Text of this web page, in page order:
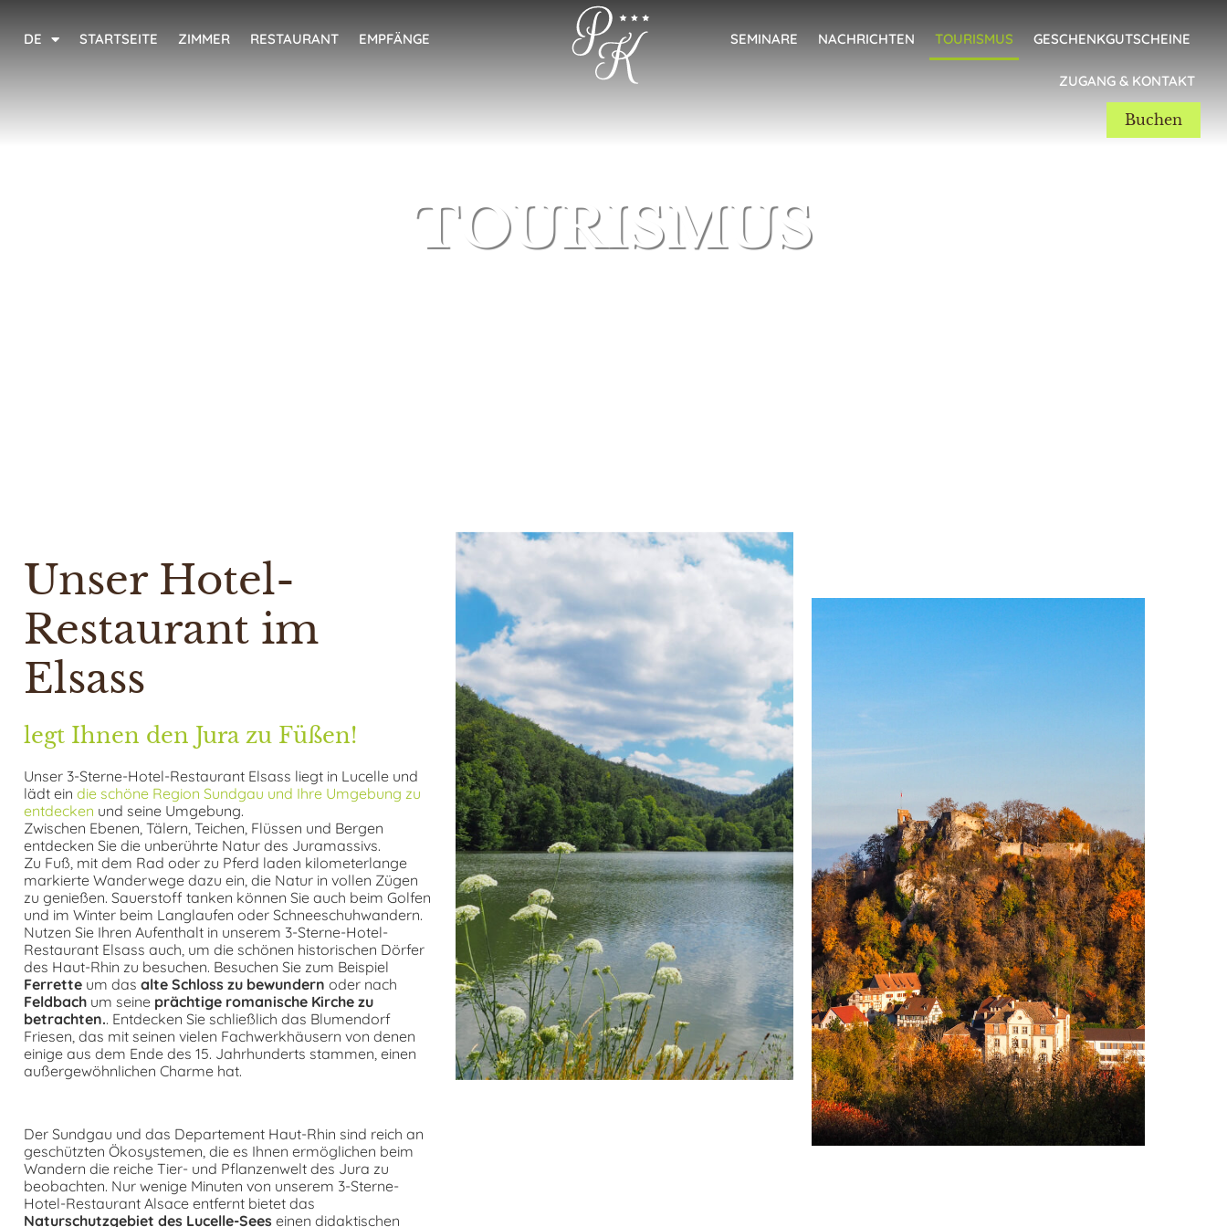
DE STARTSEITE ZIMMER RESTAURANT EMPFÄNGE SEMINARE NACHRICHTEN TOURISMUS GESCHENKGUTSCHEINE
ZUGANG & KONTAKT
Buchen
TOURISMUS
Unser Hotel-
Restaurant im
Elsass
legt Ihnen den Jura zu Füßen!
Unser 3-Sterne-Hotel-Restaurant Elsass liegt in Lucelle und
lädt ein die schöne Region Sundgau und Ihre Umgebung zu
entdecken und seine Umgebung.
Zwischen Ebenen, Tälern, Teichen, Flüssen und Bergen
entdecken Sie die unberührte Natur des Juramassivs.
Zu Fuß, mit dem Rad oder zu Pferd laden kilometerlange
markierte Wanderwege dazu ein, die Natur in vollen Zügen
zu genießen. Sauerstoff tanken können Sie auch beim Golfen
und im Winter beim Langlaufen oder Schneeschuhwandern.
Nutzen Sie Ihren Aufenthalt in unserem 3-Sterne-Hotel-
Restaurant Elsass auch, um die schönen historischen Dörfer
des Haut-Rhin zu besuchen. Besuchen Sie zum Beispiel
Ferrette um das alte Schloss zu bewundern oder nach
Feldbach um seine prächtige romanische Kirche zu
betrachten.. Entdecken Sie schließlich das Blumendorf
Friesen, das mit seinen vielen Fachwerkhäusern von denen
einige aus dem Ende des 15. Jahrhunderts stammen, einen
außergewöhnlichen Charme hat.
Der Sundgau und das Departement Haut-Rhin sind reich an
geschützten Ökosystemen, die es Ihnen ermöglichen beim
Wandern die reiche Tier- und Pflanzenwelt des Jura zu
beobachten. Nur wenige Minuten von unserem 3-Sterne-
Hotel-Restaurant Alsace entfernt bietet das
Naturschutzgebiet des Lucelle-Sees einen didaktischen